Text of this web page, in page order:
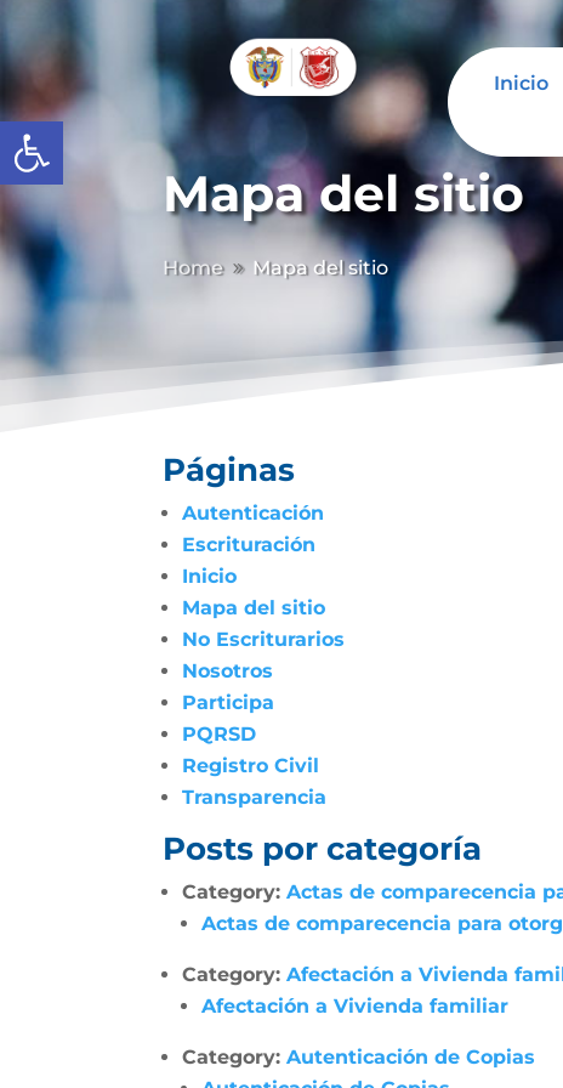
Abrir barra de herramientas
Inicio
Mapa del sitio
Home 9 Mapa del sitio
Páginas
Autenticación
Escrituración
Inicio
Mapa del sitio
No Escriturarios
Nosotros
Participa
PQRSD
Registro Civil
Transparencia
Posts por categoría
Category:Actas de comparecencia
Actas de comparecencia para
Category:Afectación a Vivienda
Afectación a Vivienda familiar
Category:Autenticación de Copias